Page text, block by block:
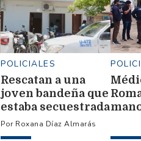
POLICIALES
Rescatan a una
joven bandeña que
estaba secuestrada
por su pareja en la
provincia de Salta
Roxana Díaz Almarás
él